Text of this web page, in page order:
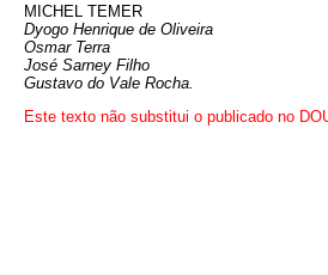
MICHEL TEMER
Dyogo Henrique de Oliveira
Osmar Terra
José Sarney Filho
Gustavo do Vale Rocha.
Este texto não substitui o publicado no